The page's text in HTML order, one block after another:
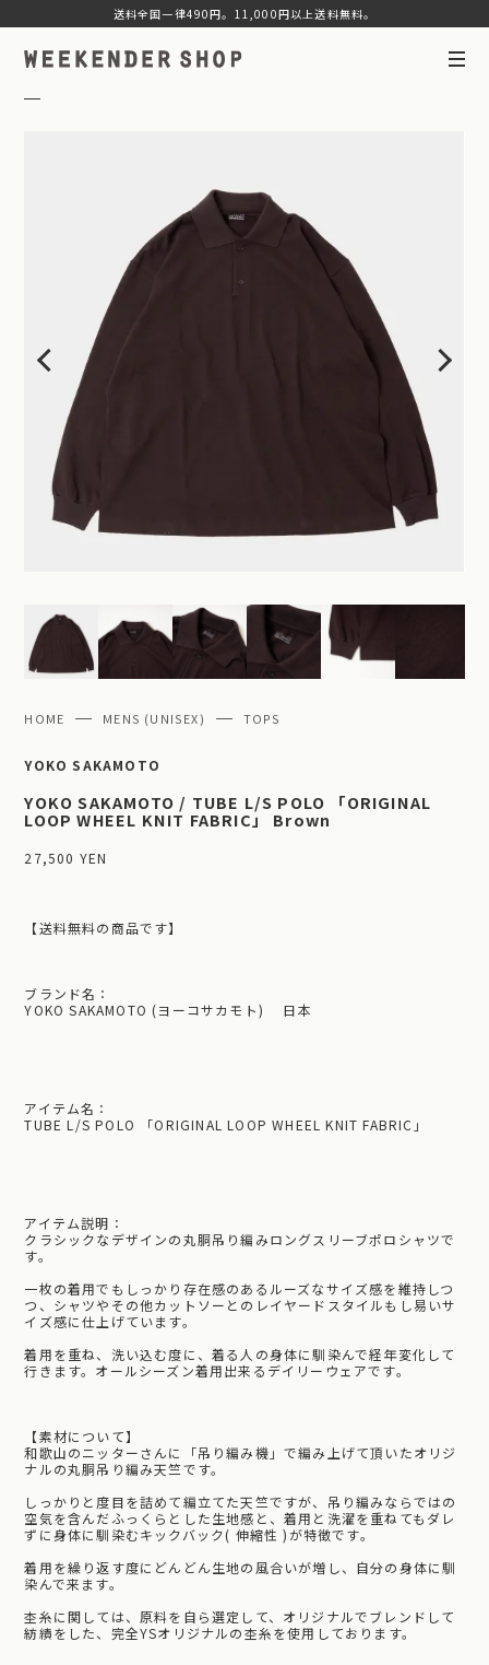
HOME MENS (UNISEX) TOPS
YOKO SAKAMOTO
YOKO SAKAMOTO / TUBE L/S POLO 「ORIGINAL
LOOP WHEEL KNIT FABRIC」 Brown
27,500 YEN
【送料無料の商品です】
ブランド名：
YOKO SAKAMOTO (ヨーコサカモト) 日本
アイテム名：
TUBE L/S POLO 「ORIGINAL LOOP WHEEL KNIT FABRIC」
アイテム説明：
クラシックなデザインの丸胴吊り編みロングスリーブポロシャツで
す。
一枚の着用でもしっかり存在感のあるルーズなサイズ感を維持しつ
つ、シャツやその他カットソーとのレイヤードスタイルもし易いサ
イズ感に仕上げています。
着用を重ね、洗い込む度に、着る人の身体に馴染んで経年変化して
行きます。オールシーズン着用出来るデイリーウェアです。
【素材について】
和歌山のニッターさんに「吊り編み機」で編み上げて頂いたオリジ
ナルの丸胴吊り編み天竺です。
しっかりと度目を詰めて編立てた天竺ですが、吊り編みならではの
空気を含んだふっくらとした生地感と、着用と洗濯を重ねてもダレ
ずに身体に馴染むキックバック( 伸縮性 )が特徴です。
着用を繰り返す度にどんどん生地の風合いが増し、自分の身体に馴
染んで来ます。
杢糸に関しては、原料を自ら選定して、オリジナルでブレンドして
紡績をした、完全YSオリジナルの杢糸を使用しております。
送料全国一律490円。11,000円以上送料無料。